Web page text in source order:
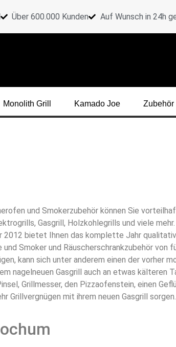
Über 600.000 Kunden Auf Wunsch in 24h
Monolith Grill Kamado Joe Zubehör
und Smokerzubehör können Sie
Gasgrill, Holzkohlegrills und viele
bietet Ihnen das komplette Jahr
Smoker und Räuscherschrankzubehör von
kann sich unter anderem einen der vorher
nagelneuen Gasgrill auch an etwas kälteren
Grillmesser, den Pizzaofenstein, einen
Grillvergnügen mit ihrem neuen Gasgrill